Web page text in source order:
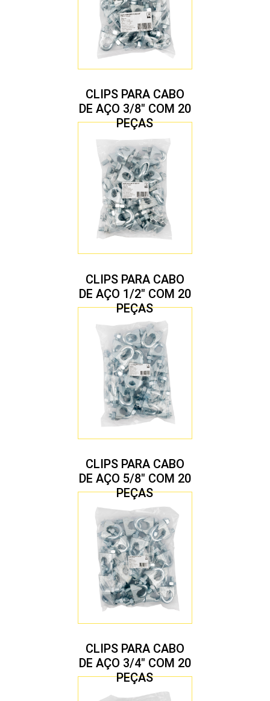
CLIPS PARA CABO
DE AÇO 3/8″ COM 20
PEÇAS
CLIPS PARA CABO
DE AÇO 1/2″ COM 20
PEÇAS
CLIPS PARA CABO
DE AÇO 5/8″ COM 20
PEÇAS
CLIPS PARA CABO
DE AÇO 3/4″ COM 20
PEÇAS